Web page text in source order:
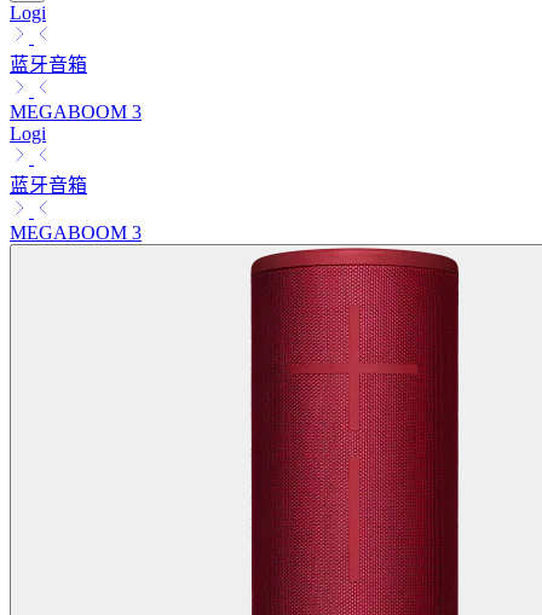
Logi
蓝牙音箱
MEGABOOM 3
Logi
蓝牙音箱
MEGABOOM 3